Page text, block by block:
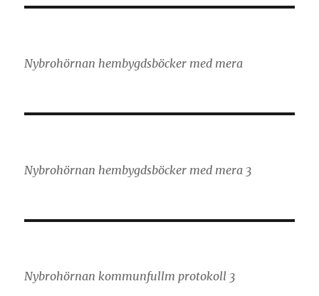
Nybrohörnan hembygdsböcker med mera
Nybrohörnan hembygdsböcker med mera 3
Nybrohörnan kommunfullm protokoll 3